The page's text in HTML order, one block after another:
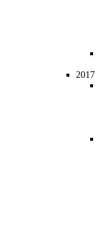
2017